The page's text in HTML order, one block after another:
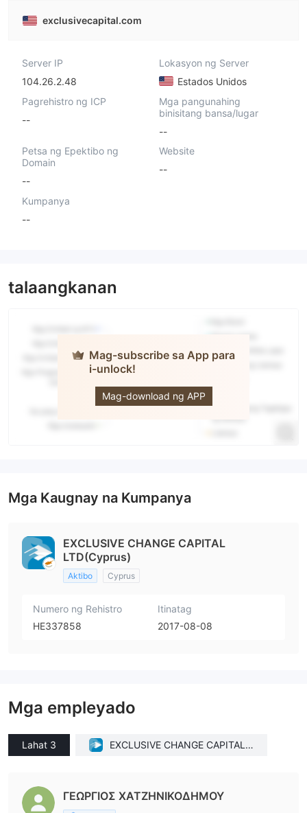
exclusivecapital.com
Server IP
104.26.2.48
Lokasyon ng Server
Estados Unidos
Pagrehistro ng ICP
--
Mga pangunahing
binisitang bansa/lugar
--
Petsa ng Epektibo ng
Domain
--
Website
--
Kumpanya
--
talaangkanan
Mag-subscribe sa App para
i-unlock!
Mag-download ng APP
Mga Kaugnay na Kumpanya
EXCLUSIVE CHANGE CAPITAL
LTD(Cyprus)
Aktibo Cyprus
Numero ng Rehistro
HE337858
Itinatag
2017-08-08
Mga empleyado
Lahat 3
EXCLUSIVE CHANGE CAPITAL L
ΓΕΩΡΓΙΟΣ ΧΑΤΖΗΝΙΚΟΔΗΜΟΥ